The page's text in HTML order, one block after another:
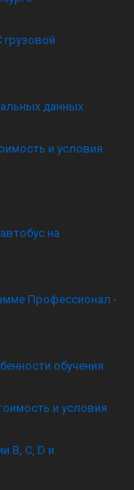
данных
и условия
на
Профессионал -
обучения
и условия
B, C, D и